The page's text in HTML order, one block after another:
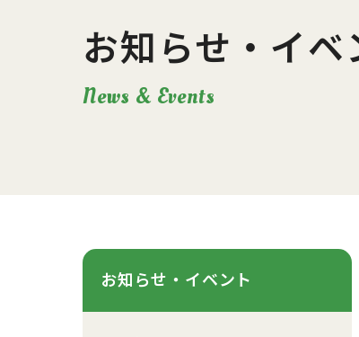
お知らせ・イベ
News & Events
お知らせ・イベント